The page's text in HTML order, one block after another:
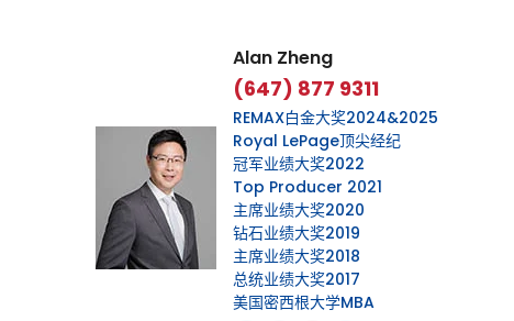
Alan Zheng
(647) 877 9311
REMAX白金大奖2024&2025
Royal LePage顶尖经纪
冠军业绩大奖2022
Top Producer 2021
主席业绩大奖2020
钻石业绩大奖2019
主席业绩大奖2018
总统业绩大奖2017
美国密西根大学MBA